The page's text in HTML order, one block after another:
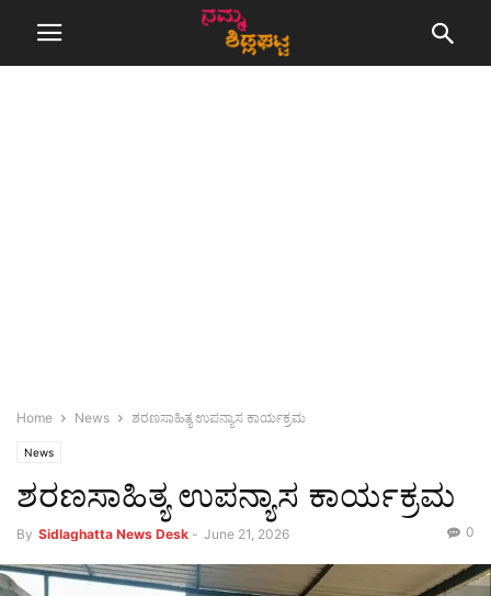
Home News ಶರಣಸಾಹಿತ್ಯ ಉಪನ್ಯಾಸ ಕಾರ್ಯಕ್ರಮ
News
ಶರಣಸಾಹಿತ್ಯ ಉಪನ್ಯಾಸ ಕಾರ್ಯಕ್ರಮ
By Sidlaghatta News Desk - June 21, 2026 0